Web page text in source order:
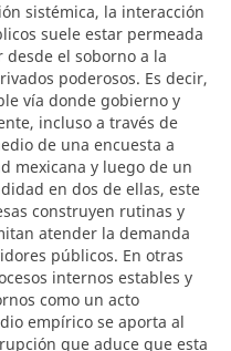
sistémica, la interacción
suele estar permeada
el soborno a la
poderosos. Es decir,
vía donde gobierno y
incluso a través de
de una encuesta a
mexicana y luego de un
en dos de ellas, este
construyen rutinas y
atender la demanda
públicos. En otras
internos estables y
como un acto
empírico se aporta al
que aduce que esta